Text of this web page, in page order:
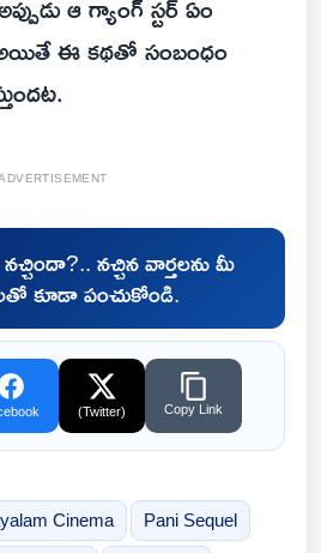
ఈ కథతో సంబంధం
నచ్చిన వార్తలను మీ
కూడా పంచుకోండి.
(Twitter) Copy Link
Cinema Pani Sequel